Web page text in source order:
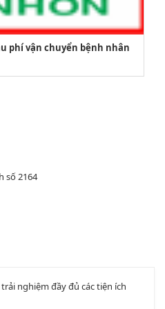
phí vận chuyển bệnh nhân
vị trí việc làm
nghiệm đầy đủ các tiện ích